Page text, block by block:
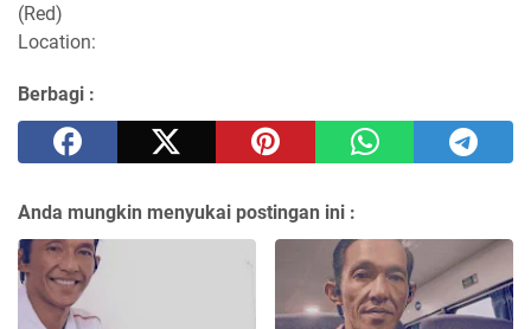
(Red)
Location:
Berbagi :
Anda mungkin menyukai postingan ini :